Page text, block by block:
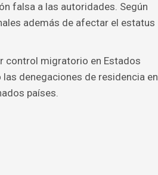
falsa a las autoridades. Según
además de afectar el estatus
control migratorio en Estados
denegaciones de residencia en
países.